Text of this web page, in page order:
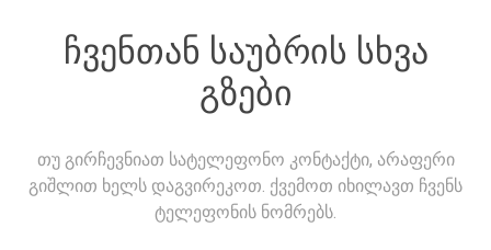
ჩვენთან საუბრის სხვა
გზები
თუ გირჩევნიათ სატელეფონო კონტაქტი, არაფერი
გიშლით ხელს დაგვირეკოთ. ქვემოთ იხილავთ ჩვენს
ტელეფონის ნომრებს.